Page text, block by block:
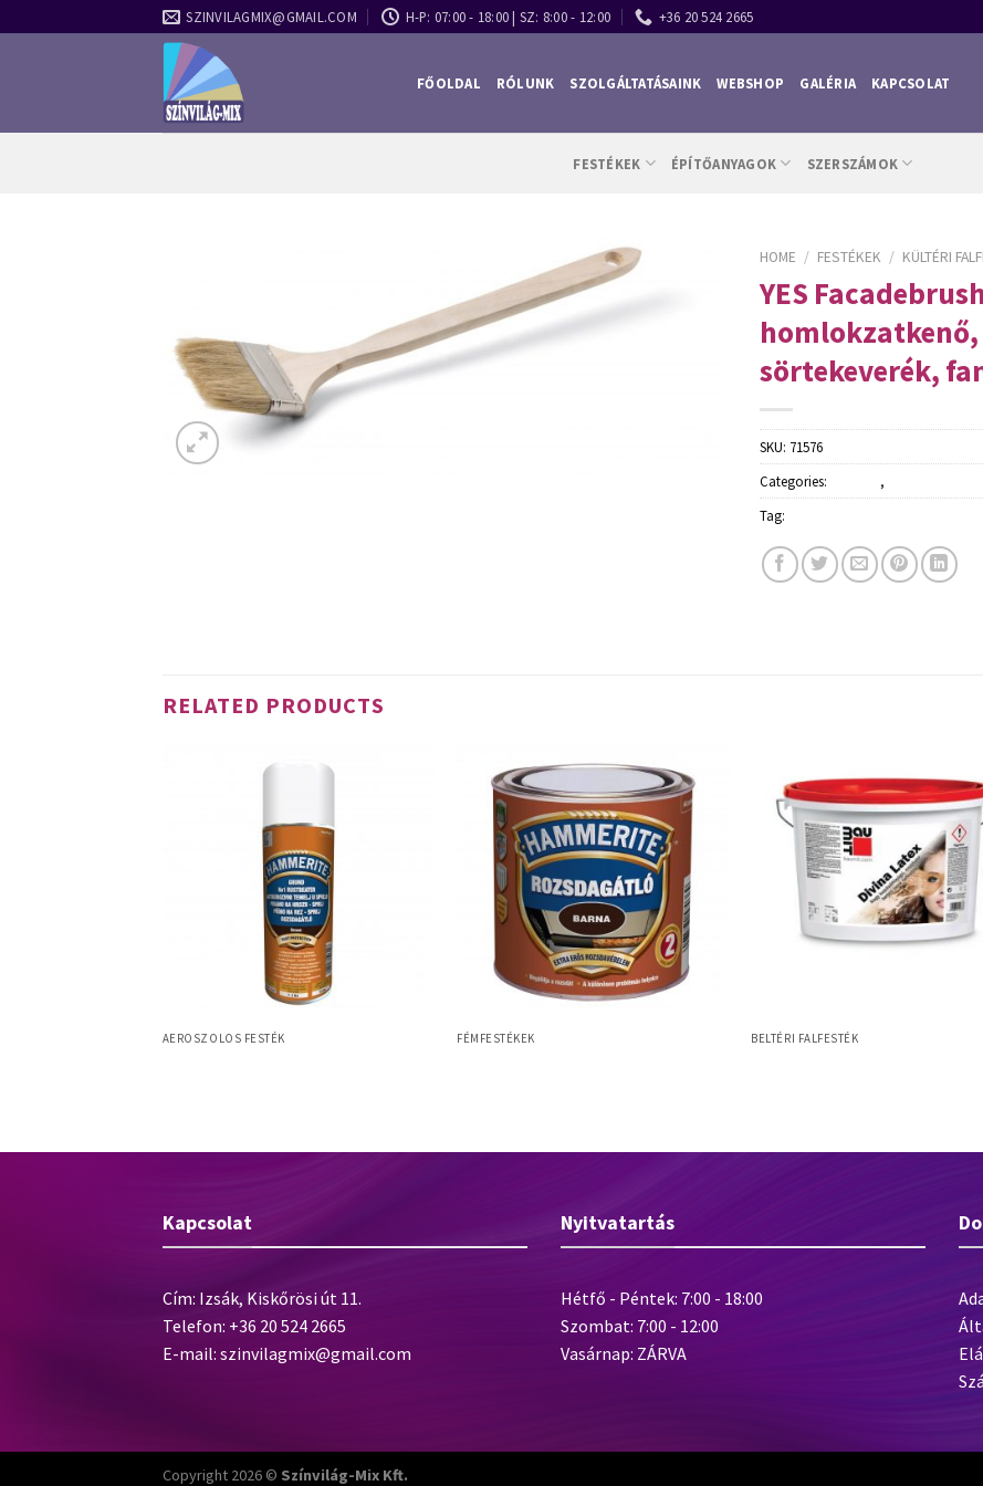
to
SZINVILAGMIX@GMAIL.COM H-P: 07:00 - 18:00 | SZ: 8:00 - 12:00 +36 20 524 2665
FŐOLDAL RÓLUNK SZOLGÁLTATÁSAINK WEBSHOP GALÉRIA KAPCSOLAT
FESTÉKEK ÉPÍTŐANYAGOK SZERSZÁMOK
HOME / FESTÉKEK / KÜLTÉRI
YES
homlokzatkenő,
sörtekeverék,
SKU: 71576
Categories:
,
Tag:
RELATED PRODUCTS
AEROSZOLOS FESTÉK FÉMFESTÉKEK BELTÉRI FALFESTÉK
Kapcsolat
Cím: Izsák, Kiskőrösi út 11.
Telefon: +36 20 524 2665
E-mail: szinvilagmix@gmail.com
Nyitvatartás
Hétfő - Péntek: 7:00 - 18:00
Szombat: 7:00 - 12:00
Vasárnap: ZÁRVA
Copyright 2026 © Színvilág-Mix Kft.